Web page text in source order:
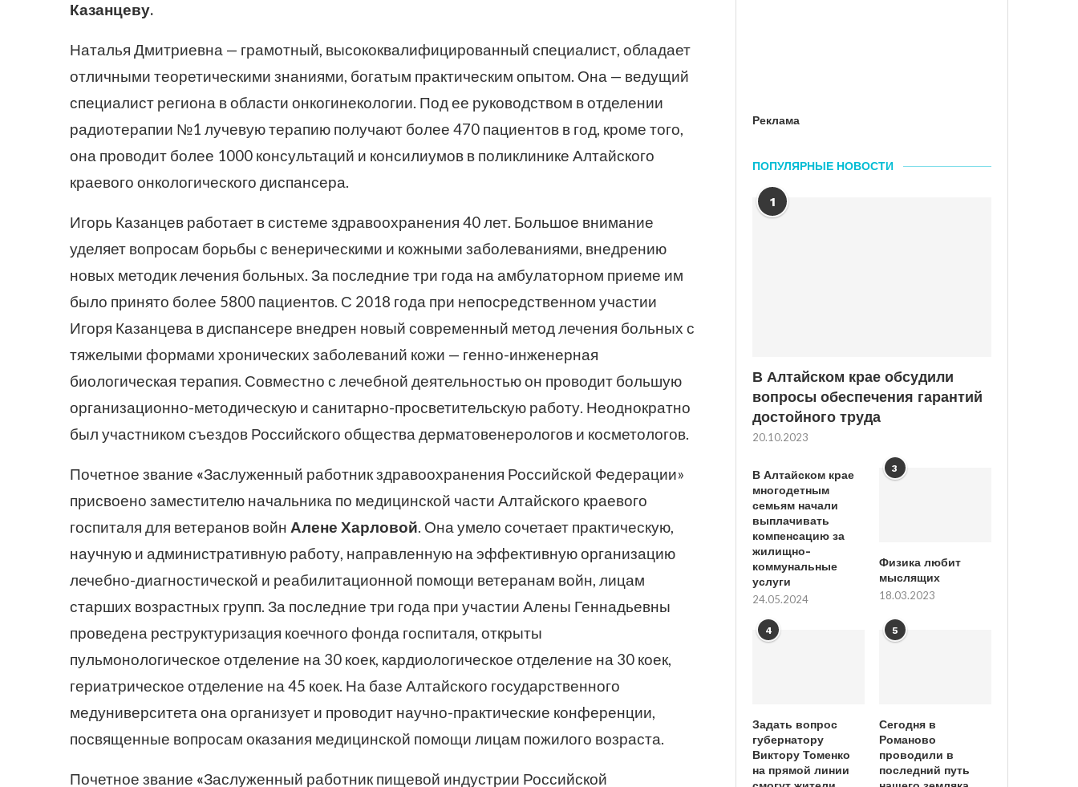
Казанцеву.
Наталья Дмитриевна — грамотный, высококвалифицированный специалист, обладает
отличными теоретическими знаниями, богатым практическим опытом. Она — ведущий
специалист региона в области онкогинекологии. Под ее руководством в отделении
радиотерапии №1 лучевую терапию получают более 470 пациентов в год, кроме того,
она проводит более 1000 консультаций и консилиумов в поликлинике Алтайского
краевого онкологического диспансера.
Игорь Казанцев работает в системе здравоохранения 40 лет. Большое внимание
уделяет вопросам борьбы с венерическими и кожными заболеваниями, внедрению
новых методик лечения больных. За последние три года на амбулаторном приеме им
было принято более 5800 пациентов. С 2018 года при непосредственном участии
Игоря Казанцева в диспансере внедрен новый современный метод лечения больных с
тяжелыми формами хронических заболеваний кожи — генно-инженерная
биологическая терапия. Совместно с лечебной деятельностью он проводит большую
организационно-методическую и санитарно-просветительскую работу. Неоднократно
был участником съездов Российского общества дерматовенерологов и косметологов.
Почетное звание «Заслуженный работник здравоохранения Российской Федерации»
присвоено заместителю начальника по медицинской части Алтайского краевого
госпиталя для ветеранов войн Алене Харловой. Она умело сочетает практическую,
научную и административную работу, направленную на эффективную организацию
лечебно-диагностической и реабилитационной помощи ветеранам войн, лицам
старших возрастных групп. За последние три года при участии Алены Геннадьевны
проведена реструктуризация коечного фонда госпиталя, открыты
пульмонологическое отделение на 30 коек, кардиологическое отделение на 30 коек,
гериатрическое отделение на 45 коек. На базе Алтайского государственного
медуниверситета она организует и проводит научно-практические конференции,
посвященные вопросам оказания медицинской помощи лицам пожилого возраста.
Почетное звание «Заслуженный работник пищевой индустрии Российской
Реклама
ПОПУЛЯРНЫЕ НОВОСТИ
1
В Алтайском крае обсудили
вопросы обеспечения гарантий
достойного труда
20.10.2023
В Алтайском крае
многодетным
семьям начали
выплачивать
компенсацию за
жилищно-
коммунальные
услуги
24.05.2024
3
Физика любит
мыслящих
18.03.2023
4
Задать вопрос
губернатору
Виктору Томенко
на прямой линии
5
Сегодня в
Романово
проводили в
последний путь